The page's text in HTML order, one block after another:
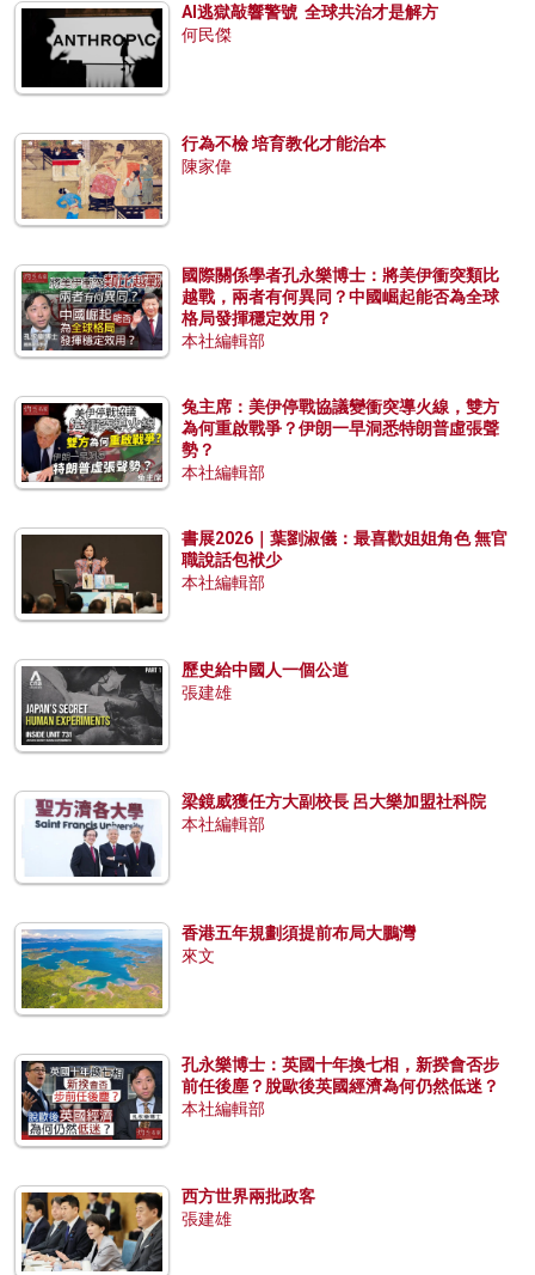
AI逃獄敲響警號 全球共治才是解方
何民傑
行為不檢 培育教化才能治本
陳家偉
國際關係學者孔永樂博士：將美伊衝突類比
越戰，兩者有何異同？中國崛起能否為全球
格局發揮穩定效用？
本社編輯部
兔主席：美伊停戰協議變衝突導火線，雙方
為何重啟戰爭？伊朗一早洞悉特朗普虛張聲
勢？
本社編輯部
書展2026｜葉劉淑儀：最喜歡姐姐角色 無官
職說話包袱少
本社編輯部
歷史給中國人一個公道
張建雄
梁鏡威獲任方大副校長 呂大樂加盟社科院
本社編輯部
香港五年規劃須提前布局大鵬灣
來文
孔永樂博士：英國十年換七相，新揆會否步
前任後塵？脫歐後英國經濟為何仍然低迷？
本社編輯部
西方世界兩批政客
張建雄